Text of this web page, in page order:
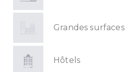
Grandes surfaces
Hôtels